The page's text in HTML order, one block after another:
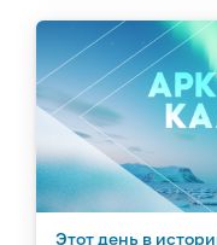
Этот день в